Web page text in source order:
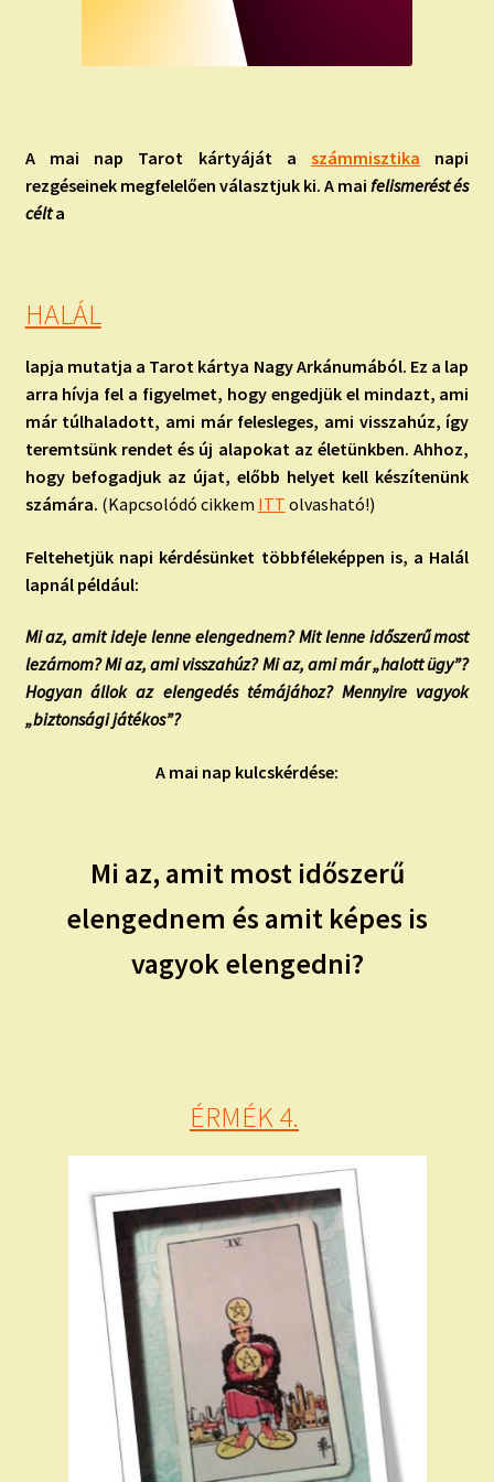
A mai nap Tarot kártyáját aszámmisztika napi
rezgéseinek megfelelően választjuk ki. A mai felismerést és
célta
HALÁL
lapja mutatja a Tarot kártya Nagy Arkánumából. Ez a lap
arra hívja fel a figyelmet, hogy engedjük el mindazt, ami
már túlhaladott, ami már felesleges, ami visszahúz, így
teremtsünk rendet és új alapokat az életünkben. Ahhoz,
hogy befogadjuk az újat, előbb helyet kell készítenünk
számára. (Kapcsolódó cikkem ITT olvasható!)
Feltehetjük napi kérdésünket többféleképpen is, a Halál
lapnál például:
Mi az, amit ideje lenne elengednem? Mit lenne időszerű most
lezárnom? Mi az, ami visszahúz? Mi az, ami már „halott ügy”?
Hogyan állok az elengedés témájához? Mennyire vagyok
„biztonsági játékos”?
A mai nap kulcskérdése:
Mi az, amit most időszerű
elengednem és amit képes is
vagyok elengedni?
ÉRMÉK 4.